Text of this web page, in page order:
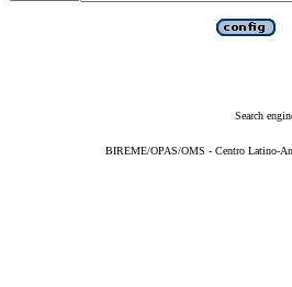
Search
BIREME/OPAS/OMS - Centro Latino-